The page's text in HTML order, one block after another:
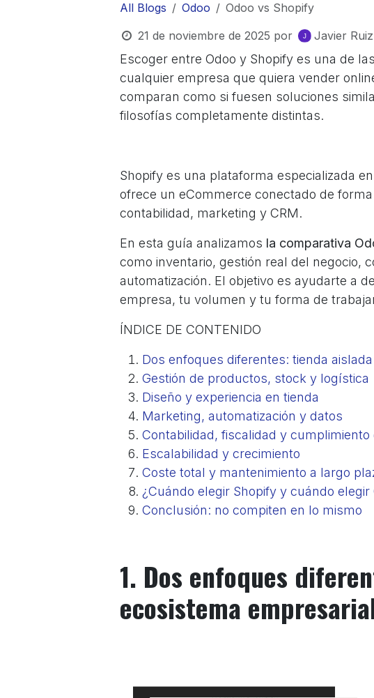
All Blogs Odoo
Odoo vs Shopify
21 de noviembre de 2025 por Javier Ruiz
Escoger entre Odoo y Shopify es una de
cualquier empresa que quiera vender
comparan como si fuesen soluciones
filosofías completamente distintas.
Shopify es una plataforma especializada
ofrece un eCommerce conectado de
contabilidad, marketing y CRM.
En esta guía analizamos la comparativa
como inventario, gestión real del negocio,
automatización. El objetivo es ayudarte a
empresa, tu volumen y tu forma de
ÍNDICE DE CONTENIDO
Dos enfoques diferentes: tienda
Gestión de productos, stock y logística
Diseño y experiencia en tienda
Marketing, automatización y datos
Contabilidad, fiscalidad y cumplimiento
Escalabilidad y crecimiento
Coste total y mantenimiento a largo
¿Cuándo elegir Shopify y cuándo elegir
Conclusión: no compiten en lo mismo
1. Dos enfoques
ecosistema